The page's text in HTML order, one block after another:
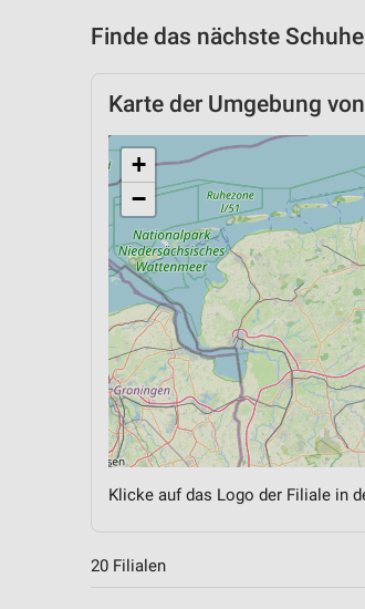
Finde das nächste
Karte der Umgebung
+
−
Klicke auf das Logo der Filiale in
20 Filialen